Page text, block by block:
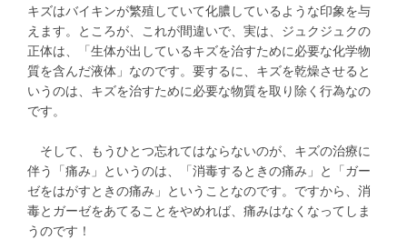
キズはバイキンが繁殖していて化膿しているような印象を与
えます。ところが、これが間違いで、実は、ジュクジュクの
正体は、「生体が出しているキズを治すために必要な化学物
質を含んだ液体」なのです。要するに、キズを乾燥させると
いうのは、キズを治すために必要な物質を取り除く行為なの
です。
そして、もうひとつ忘れてはならないのが、キズの治療に
伴う「痛み」というのは、「消毒するときの痛み」と「ガー
ゼをはがすときの痛み」ということなのです。ですから、消
毒とガーゼをあてることをやめれば、痛みはなくなってしま
うのです！